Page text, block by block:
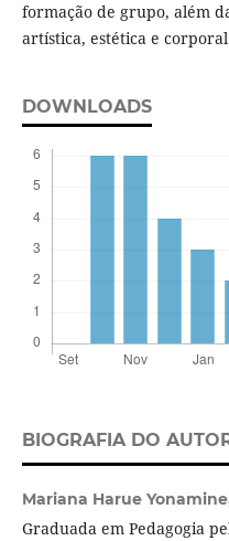
formação de grupo, além
artística, estética e
DOWNLOADS
BIOGRAFIA DO
Mariana Harue
Graduada em Pedagogia